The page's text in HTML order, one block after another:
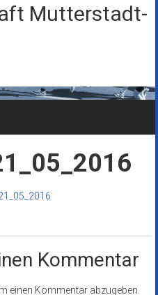
Mutterstadt-
Kommentar
einen Kommentar abzugeben.